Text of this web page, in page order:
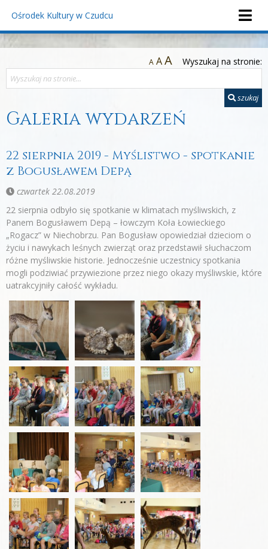
Ośrodek Kultury w Czudcu
A AA Wyszukaj na stronie:
szukaj
Galeria wydarzeń
22 sierpnia 2019 - Myślistwo - spotkanie
z Bogusławem Depą
czwartek 22.08.2019
22 sierpnia odbyło się spotkanie w klimatach myśliwskich, z
Panem Bogusławem Depą – łowczym Koła Łowieckiego
„Rogacz” w Niechobrzu. Pan Bogusław opowiedział dzieciom o
życiu i nawykach leśnych zwierząt oraz przedstawił słuchaczom
różne myśliwskie historie. Jednocześnie uczestnicy spotkania
mogli podziwiać przywiezione przez niego okazy myśliwskie, które
uatrakcyjniły całość wykładu.